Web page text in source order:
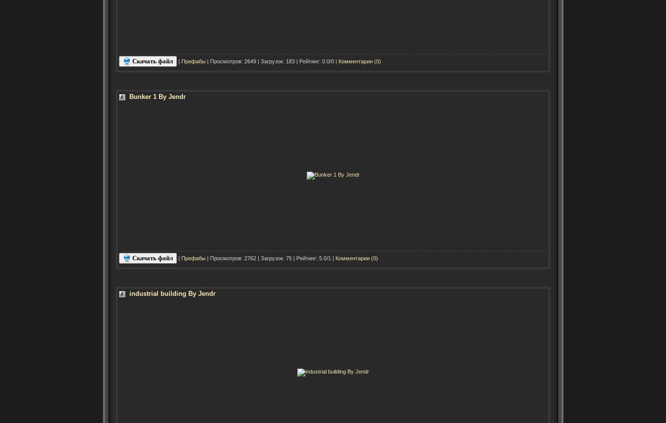
Скачать файл | Префабы | Просмотров: 2649 | Загрузок: 183 | Рейтинг: 0.0/0 | Комментарии (0)
Bunker 1 By Jendr
Скачать файл | Префабы | Просмотров: 2762 | Загрузок: 75 | Рейтинг: 5.0/1 | Комментарии (0)
industrial building By Jendr